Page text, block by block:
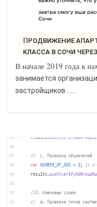
ПРОДВИЖЕНИЕ АПАРТ-КОМПЛЕКСА ПРЕМИУМ-
КЛАССА В СОЧИ
В начале 2019 года к
занимается
застройщиков ......